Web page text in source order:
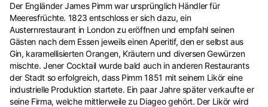
Der Engländer James Pimm war ursprünglich Händler für
Meeresfrüchte. 1823 entschloss er sich dazu, ein
Austernrestaurant in London zu eröffnen und empfahl seinen
Gästen nach dem Essen jeweils einen Aperitif, den er selbst aus
Gin, karamellisierten Orangen, Kräutern und diversen Gewürzen
mischte. Jener Cocktail wurde bald auch in anderen Restaurants
der Stadt so erfolgreich, dass Pimm 1851 mit seinem Likör eine
industrielle Produktion startete. Ein paar Jahre später verkaufte er
seine Firma, welche mittlerweile zu Diageo gehört. Der Likör wird